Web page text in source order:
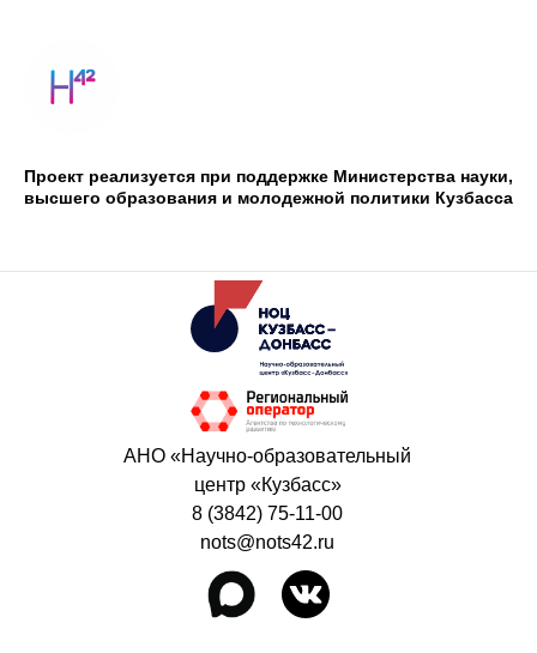
Проект реализуется при поддержке Министерства науки,
высшего образования и молодежной политики Кузбасса
АНО «Научно-образовательный
центр «Кузбасс»
8 (3842) 75-11-00
nots@nots42.ru